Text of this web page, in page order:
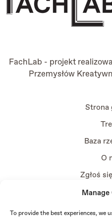
To provide the best experiences, we
FachLab - projekt
Przemysłów
Strona
Baza
O
Zgłoś